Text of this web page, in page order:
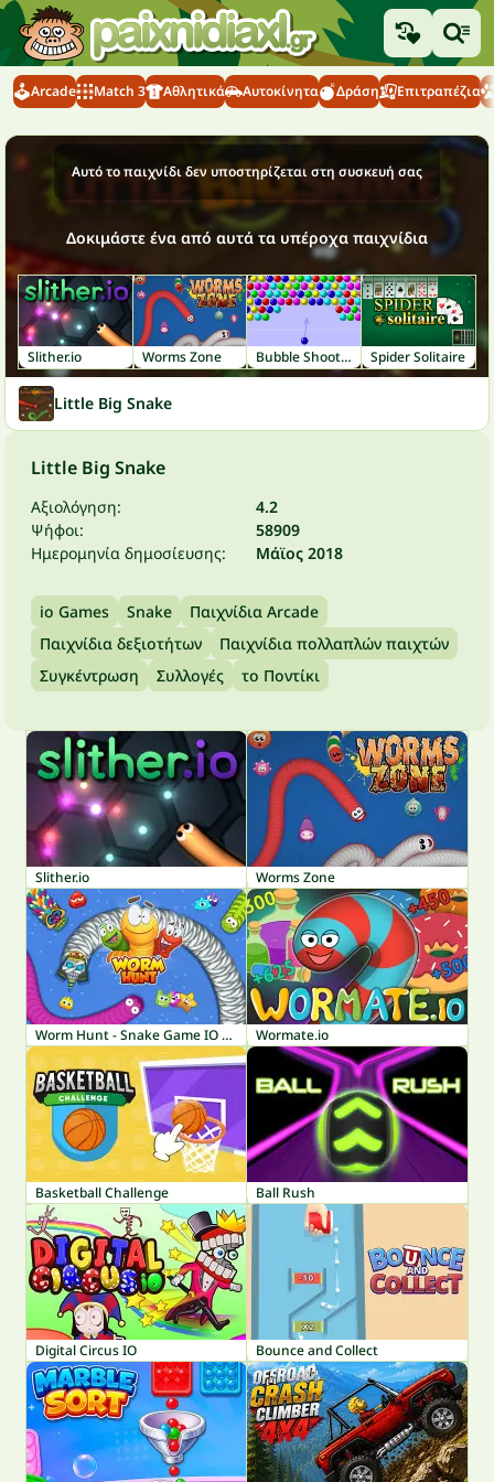
Arcade Match 3 Αθλητικά Αυτοκίνητα Δράση Επιτραπέζια
Αυτό το παιχνίδι δεν υποστηρίζεται στη συσκευή σας
Δοκιμάστε ένα από αυτά τα υπέροχα παιχνίδια
Slither.io Worms Zone Bubble Shooter Spider Solitaire
Little Big Snake
Little Big Snake
Αξιολόγηση:
4.2
Ψήφοι:
58909
Ημερομηνία δημοσίευσης:
Μάϊος 2018
io Games Snake
Παιχνίδια Arcade
Παιχνίδια δεξιοτήτων
Παιχνίδια πολλαπλών παιχτών
Συγκέντρωση
Συλλογές το Ποντίκι
Slither.io Worms Zone
Worm Hunt - Snake Game IO Zone Wormate.io
Basketball Challenge Ball Rush
Digital Circus IO Bounce and Collect